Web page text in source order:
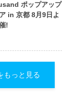
ポップアップ
in 京都 8月9日よ
!
もっと見る